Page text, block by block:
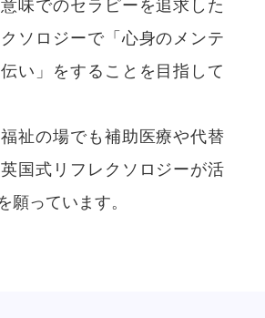
味でのセラピーを追求した
ソロジーで「心身のメンテ
い」をすることを目指して
祉の場でも補助医療や代替
国式リフレクソロジーが活
願っています。